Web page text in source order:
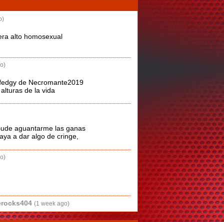
alto homosexual
de Necromante2019
de la vida
aguantarme las ganas
a dar algo de cringe,
(1 week ago)